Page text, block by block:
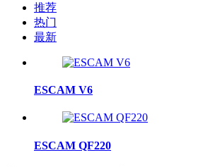
推荐
热门
最新
ESCAM V6
ESCAM QF220